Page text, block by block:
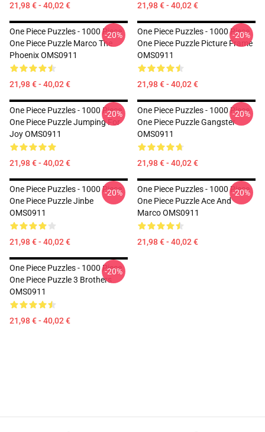
21,98 € - 40,02 € 21,98 € - 40,02 €
One Piece Puzzles - 1000 Piece
One Piece Puzzle Marco The
Phoenix OMS0911
21,98 € - 40,02 €
-20%
One Piece Puzzles - 1000 Piece
One Piece Puzzle Picture Frame
OMS0911
21,98 € - 40,02 €
-20%
One Piece Puzzles - 1000 Piece
One Piece Puzzle Jumping For
Joy OMS0911
21,98 € - 40,02 €
-20%
One Piece Puzzles - 1000 Piece
One Piece Puzzle Gangster
OMS0911
21,98 € - 40,02 €
-20%
One Piece Puzzles - 1000 Piece
One Piece Puzzle Jinbe
OMS0911
21,98 € - 40,02 €
-20%
One Piece Puzzles - 1000 Piece
One Piece Puzzle Ace And
Marco OMS0911
21,98 € - 40,02 €
-20%
One Piece Puzzles - 1000 Piece
One Piece Puzzle 3 Brothers
OMS0911
21,98 € - 40,02 €
-20%